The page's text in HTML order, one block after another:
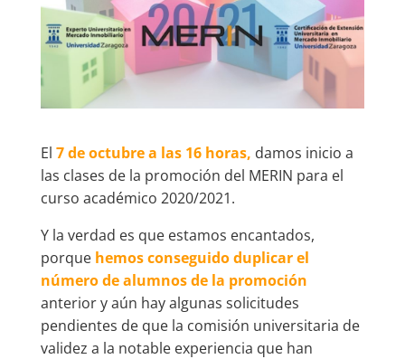
El 7 de octubre a las 16 horas, damos inicio a
las clases de la promoción del MERIN para el
curso académico 2020/2021.
Y la verdad es que estamos encantados,
porque hemos conseguido duplicar el
número de alumnos de la promoción
anterior y aún hay algunas solicitudes
pendientes de que la comisión universitaria de
validez a la notable experiencia que han